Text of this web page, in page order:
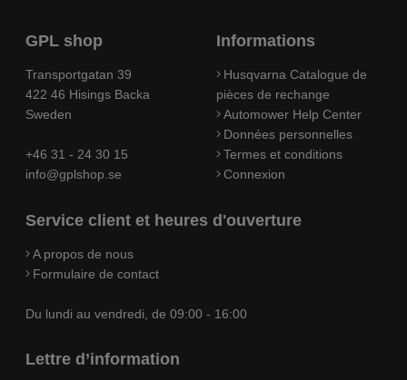
GPL shop
Transportgatan 39
422 46 Hisings Backa
Sweden
+46 31 - 24 30 15
info@gplshop.se
Informations
Husqvarna Catalogue de
pièces de rechange
Automower Help Center
Données personnelles
Termes et conditions
Connexion
Service client et heures d'ouverture
A propos de nous
Formulaire de contact
Du lundi au vendredi, de 09:00 - 16:00
Lettre d’information